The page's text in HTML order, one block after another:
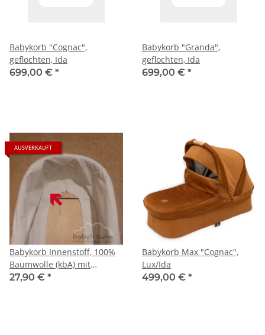
Babykorb "Cognac",
geflochten, Ida
699,00 € *
Babykorb "Granda",
geflochten, Ida
699,00 € *
AUSVERKAUFT
Babykorb Innenstoff, 100%
Baumwolle (kbA) mit
Spannrand am oberen
27,90 € *
Babykorb Max "Cognac",
Lux/Ida
499,00 € *